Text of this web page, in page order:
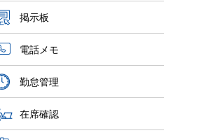
掲示板
電話メモ
勤怠管理
在席確認